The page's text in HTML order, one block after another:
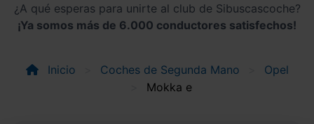
¿A qué esperas para unirte al club de Sibuscascoche?
¡Ya somos más de 6.000 conductores satisfechos!
Inicio Coches de Segunda Mano
Opel
Mokka e